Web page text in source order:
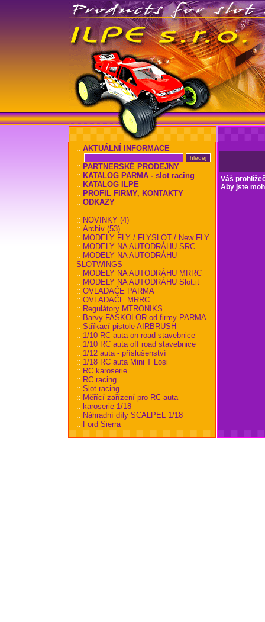
:: AKTUÁLNÍ INFORMACE
:: PARTNERSKÉ PRODEJNY
:: KATALOG PARMA - slot racing
:: KATALOG ILPE
:: PROFIL FIRMY, KONTAKTY
:: ODKAZY
:: NOVINKY (4)
:: Archiv (53)
:: MODELY FLY / FLYSLOT / New FLY
:: MODELY NA AUTODRÁHU SRC
:: MODELY NA AUTODRÁHU
SLOTWINGS
:: MODELY NA AUTODRÁHU MRRC
:: MODELY NA AUTODRÁHU Slot.it
:: OVLADAČE PARMA
:: OVLADAČE MRRC
:: Regulátory MTRONIKS
:: Barvy FASKOLOR od firmy PARMA
:: Stříkací pistole AIRBRUSH
:: 1/10 RC auta on road stavebnice
:: 1/10 RC auta off road stavebnice
:: 1/12 auta - příslušenství
:: 1/18 RC auta Mini T Losi
:: RC karoserie
:: RC racing
:: Slot racing
:: Měřící zařízení pro RC auta
:: karoserie 1/18
:: Náhradní díly SCALPEL 1/18
:: Ford Sierra
Váš
Aby jste